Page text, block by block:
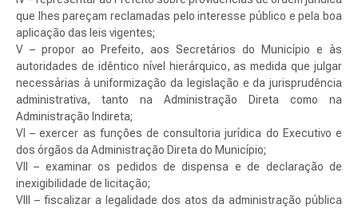
que lhes pareçam reclamadas pelo interesse público e pela boa
aplicação das leis vigentes;
V – propor ao Prefeito, aos Secretários do Município e às
autoridades de idêntico nível hierárquico, as medida que julgar
necessárias à uniformização da legislação e da jurisprudência
administrativa, tanto na Administração Direta como na
Administração Indireta;
VI – exercer as funções de consultoria jurídica do Executivo e
dos órgãos da Administração Direta do Município;
VII – examinar os pedidos de dispensa e de declaração de
inexigibilidade de licitação;
VIII – fiscalizar a legalidade dos atos da administração pública